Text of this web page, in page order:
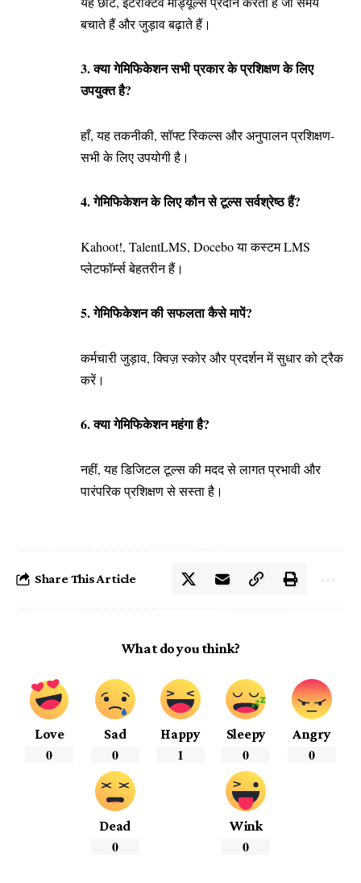
बचाते हैं और जुड़ाव बढ़ाते हैं।
3. क्या गेमिफिकेशन सभी प्रकार के प्रशिक्षण के लिए
उपयुक्त है?
हाँ, यह तकनीकी, सॉफ्ट स्किल्स और अनुपालन प्रशिक्षण-
सभी के लिए उपयोगी है।
4. गेमिफिकेशन के लिए कौन से टूल्स सर्वश्रेष्ठ हैं?
Kahoot!, TalentLMS, Docebo या कस्टम LMS
प्लेटफॉर्म्स बेहतरीन हैं।
5. गेमिफिकेशन की सफलता कैसे मापें?
कर्मचारी जुड़ाव, क्विज़ स्कोर और प्रदर्शन में सुधार को ट्रैक
करें।
6. क्या गेमिफिकेशन महंगा है?
नहीं, यह डिजिटल टूल्स की मदद से लागत प्रभावी और
पारंपरिक प्रशिक्षण से सस्ता है।
Share This Article
What do you think?
Love
0
Sad
0
Happy
1
Sleepy
0
Angry
0
Dead
0
Wink
0